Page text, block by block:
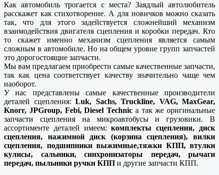
Как автомобиль трогается с места? Заядлый автолюбитель
расскажет как стихотворение. А для новичков можно сказать
так, что для этого задействуется сложнейший механизм
взаимодействия двигателя сцепления и коробки передач. Кто
то скажет именно механизм сцепления является самым
сложным в автомобиле. Но на общем уровне групп запчастей
это дорогостоящие запчасти.
Мы вам предлагаем приобрести самые качественные запчасти,
так как цена соответствует качеству значительно чаще чем
наоборот.
У нас представлены самые качественные производители
деталей сцепления: Luk, Sachs, Truckline, VAG, MaxGear,
Knorr, JPGroup, Febi, Diesel Technic а так же оригинальные
запчасти сцепления на микроавтобусы и грузовики. В
ассортименте деталей имеем:комплекты сцепления, диск
сцепления, нажимной диск (корзина сцепления), вилки
сцепления, подшипники выжимные,тяжки КПП, втулки
кулисы, сальники, синхронизаторы передач, рычаги
передач, пыльники ручки КПП и другие запчасти КПП.